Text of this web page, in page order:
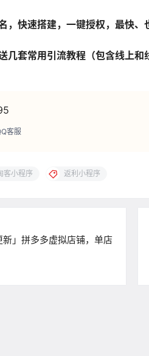
，快速搭建，一键授权，最快、
几套常用引流教程（包含线上和
客服
客小程序 返利小程序
新」拼多多虚拟店铺，单店